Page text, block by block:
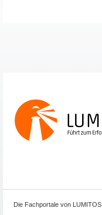
Die Fachportale von LUMITOS